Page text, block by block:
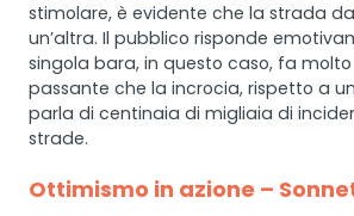
stimolare, è evidente che la strada
un’altra. Il pubblico risponde
singola bara, in questo caso, fa
passante che la incrocia, rispetto a
parla di centinaia di migliaia di
strade.
Ottimismo in azione –